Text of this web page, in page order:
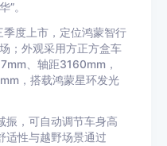
”。
度上市，定位鸿蒙智行
；外观采用方正方盒车
、轴距3160mm，
，搭载鸿蒙星环发光
振，可自动调节车身高
适性与越野场景通过